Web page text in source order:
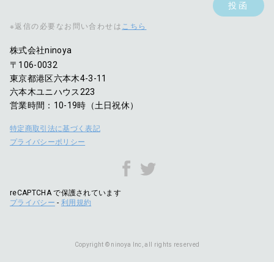
※返信の必要なお問い合わせは こちら
株式会社ninoya
〒106-0032
東京都港区六本木4-3-11
六本木ユニハウス223
営業時間：10-19時（土日祝休）
特定商取引法に基づく表記
プライバシーポリシー
reCAPTCHA で保護されています
プライバシー - 利用規約
Copyright © ninoya Inc, all rights reserved